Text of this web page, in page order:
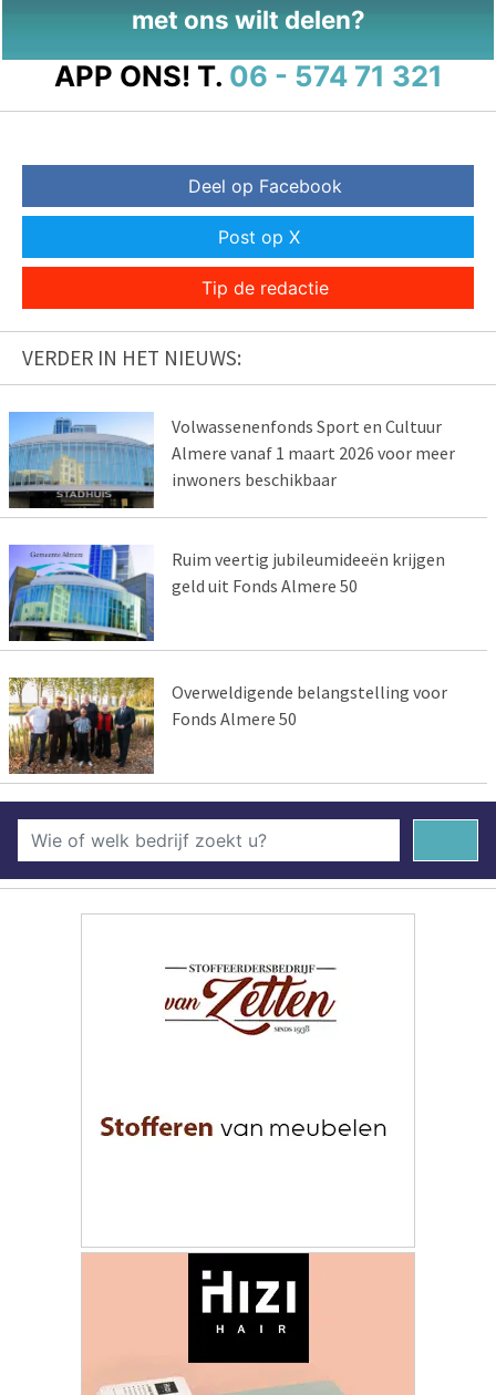
met ons wilt delen?
APP ONS! T. 06 - 574 71 321
Deel op Facebook
Post op X
Tip de redactie
VERDER IN HET NIEUWS:
Volwassenenfonds Sport en Cultuur
Almere vanaf 1 maart 2026 voor meer
inwoners beschikbaar
Ruim veertig jubileumideeën krijgen
geld uit Fonds Almere 50
Overweldigende belangstelling voor
Fonds Almere 50